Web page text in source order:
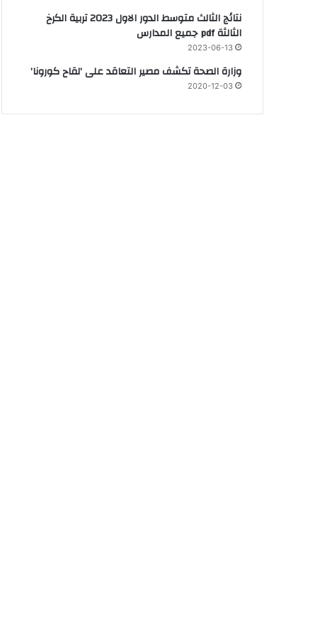
نتائج الثالث متوسط الدور الاول 2023 تربية الكرخ
الثالثة pdf جميع المدارس
2023-06-13
وزارة الصحة تكشف مصير التعاقد على ’لقاح كورونا’
2020-12-03